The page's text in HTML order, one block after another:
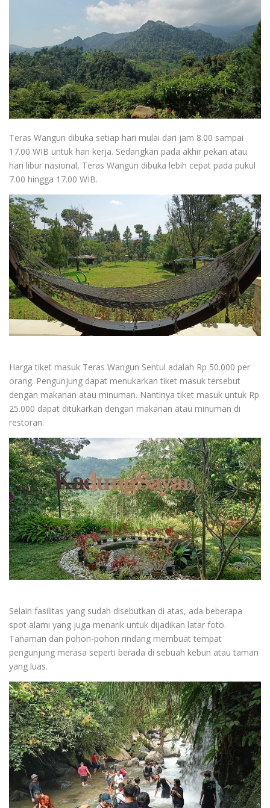
Teras Wangun dibuka setiap hari mulai dari jam 8.00 sampai
17.00 WIB untuk hari kerja. Sedangkan pada akhir pekan atau
hari libur nasional, Teras Wangun dibuka lebih cepat pada pukul
7.00 hingga 17.00 WIB.
Harga tiket masuk Teras Wangun Sentul adalah Rp 50.000 per
orang. Pengunjung dapat menukarkan tiket masuk tersebut
dengan makanan atau minuman. Nantinya tiket masuk untuk Rp
25.000 dapat ditukarkan dengan makanan atau minuman di
restoran.
Selain fasilitas yang sudah disebutkan di atas, ada beberapa
spot alami yang juga menarik untuk dijadikan latar foto.
Tanaman dan pohon-pohon rindang membuat tempat
pengunjung merasa seperti berada di sebuah kebun atau taman
yang luas.